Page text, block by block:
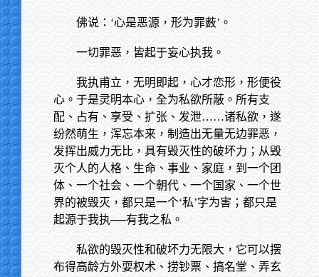
佛说：‘心是恶源，形为罪薮’。
一切罪恶，皆起于妄心执我。
我执甫立，无明即起，心才恋形，形便役
心。于是灵明本心，全为私欲所蔽。所有支
配、占有、享受、扩张、发泄……诸私欲，遂
纷然萌生，浑忘本来，制造出无量无边罪恶，
发挥出威力无比，具有毁灭性的破坏力；从毁
灭个人的人格、生命、事业、家庭，到一个团
体、一个社会、一个朝代、一个国家、一个世
界的被毁灭，都只是一个‘私’字为害；都只是
起源于我执──有我之私。
私欲的毁灭性和破坏力无限大，它可以摆
布得高龄方外耍权术、捞钞票、搞名堂、弄玄